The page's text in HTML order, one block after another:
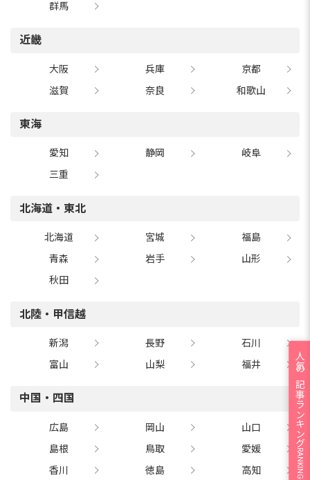
群馬
近畿
大阪 兵庫
京都
滋賀
奈良 和歌山
東海
愛知 静岡
岐阜
三重
北海道・東北
北海道 宮城
福島
青森
岩手
山形
秋田
北陸・甲信越
新潟 長野
石川
富山
山梨 福井
中国・四国
広島 岡山
山口
島根
鳥取
愛媛
香川
徳島 高知
人気の記事ランキング
RANKING